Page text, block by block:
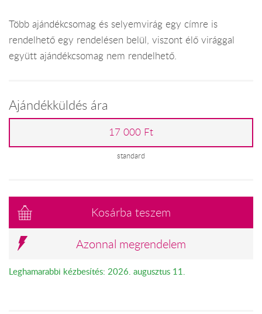
Több ajándékcsomag és selyemvirág egy címre is
rendelhető egy rendelésen belül, viszont élő virággal
együtt ajándékcsomag nem rendelhető.
Ajándékküldés ára
17 000 Ft
standard
Kosárba teszem
Azonnal megrendelem
Leghamarabbi kézbesítés: 2026. augusztus 11.